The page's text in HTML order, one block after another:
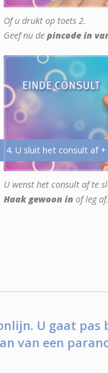
Of u drukt op toets 2.
Geef nu de pincode in
4. U sluit het consult af +
U wenst het consult af te
Haak gewoon in of leg af.
U gaat pas
van een